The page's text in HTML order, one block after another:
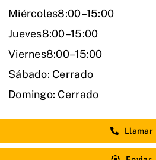
Miércoles8:00–15:00
Jueves8:00–15:00
Viernes8:00–15:00
Sábado: Cerrado
Domingo: Cerrado
Llamar